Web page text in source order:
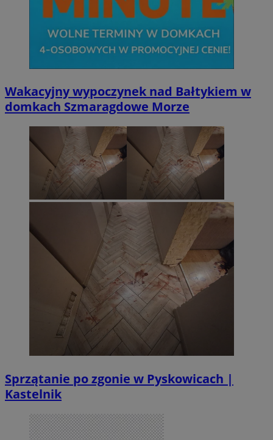
Wakacyjny wypoczynek nad Bałtykiem w
domkach Szmaragdowe Morze
Sprzątanie po zgonie w Pyskowicach |
Kastelnik